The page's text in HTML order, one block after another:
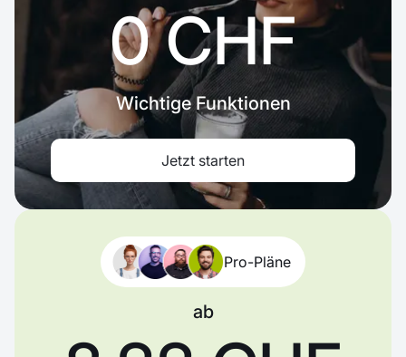
0 CHF
Wichtige Funktionen
Jetzt starten
Pro-Pläne
ab